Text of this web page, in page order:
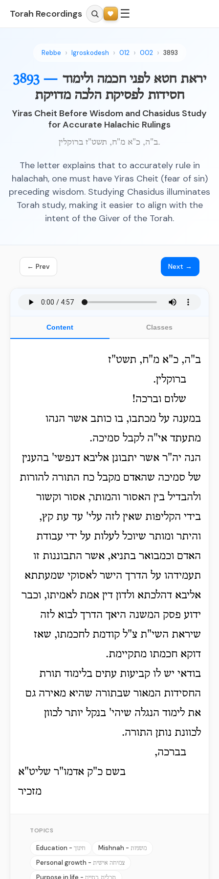
Torah Recordings ☰
Rebbe Igroskodesh 012 002 3893
3893 — יראת חטא לפני חכמה ולימוד
חסידות לפסיקת הלכה מדויקת
Yiras Cheit Before Wisdom and Chasidus Study
for Accurate Halachic Rulings
ב"ה, כ"א מ"ח, תשט"ז ברוקלין.
The letter explains that to accurately rule in
halachah, one must have Yiras Cheit (fear of sin)
preceding wisdom. Studying Chasidus illuminates
Torah study, making it easier to align with the
intent of the Giver of the Torah.
← Prev Next →
Content Classes
ב"ה, כ"א מ"ח, תשט"ז
ברוקלין.
שלום וברכה!
במענה על מכתבו, בו כותב אשר הנהו
מתעתד אי"ה לקבל סמיכה.
הנה יה"ר אשר יתבונן אליבא דנפשי' בהענין
של סמיכה שהאדם מקבל כח התורה להורות
ולהבדיל בין האסור והמותר, אסור וקשור
בידי הקליפות שאין לזה עלי' עד עת קץ,
והיתר ומותר שיוכל לעלות על ידי עבודת
האדם וכמבואר בתניא, אשר התבוננות זו
תעמידהו על הדרך הישר לאסוקי שמעתתא
אליבא דהלכתא ולדון דין אמת לאמיתו, וכבר
ידוע פסק המשנה היאך הדרך לבוא לזה
שיראת השי"ת צ"ל קודמת לחכמתו, שאז
דוקא חכמתו מתקיימת.
בודאי יש לו קביעות עתים בלימוד תורת
החסידות המאור שבתורה שהיא מאירה גם
את לימוד הנגלה שיהי' בנקל יותר לכוון
לכוונת נותן התורה.
בברכה,
בשם כ"ק אדמו"ר שליט"א
מזכיר
TOPICS
Education - חינוך Mishnah - משניות
Personal growth - צמיחה אישית
Purpose in life -